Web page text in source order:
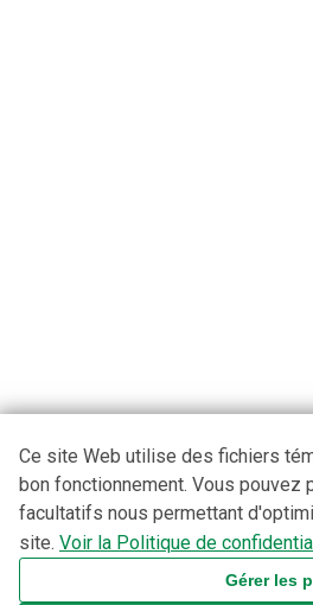
Ce site Web utilise des fichiers
bon fonctionnement. Vous
facultatifs nous permettant
site. Voir la Politique de
Gérer les